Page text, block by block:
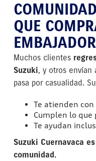
QUE
Muchos clientes
Suzuki, y otros envían
pasa por casualidad.
Te atienden
Cumplen lo que
Te ayudan
Suzuki Cuernavaca
comunidad.